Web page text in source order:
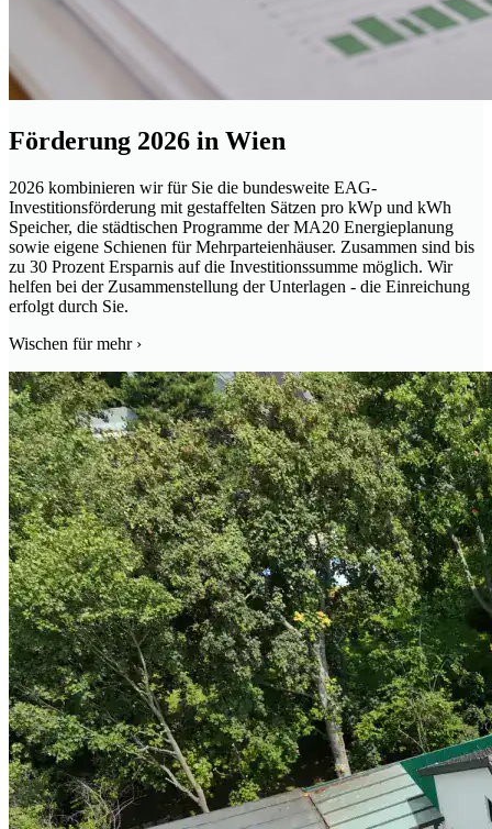
Förderung 2026 in Wien
2026 kombinieren wir für Sie die bundesweite EAG-
Investitionsförderung mit gestaffelten Sätzen pro kWp und kWh
Speicher, die städtischen Programme der MA20 Energieplanung
sowie eigene Schienen für Mehrparteienhäuser. Zusammen sind bis
zu 30 Prozent Ersparnis auf die Investitionssumme möglich. Wir
helfen bei der Zusammenstellung der Unterlagen - die Einreichung
erfolgt durch Sie.
Wischen für mehr ›